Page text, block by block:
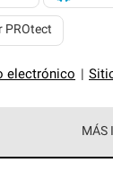
electrónico
PROtect
MÁS
de